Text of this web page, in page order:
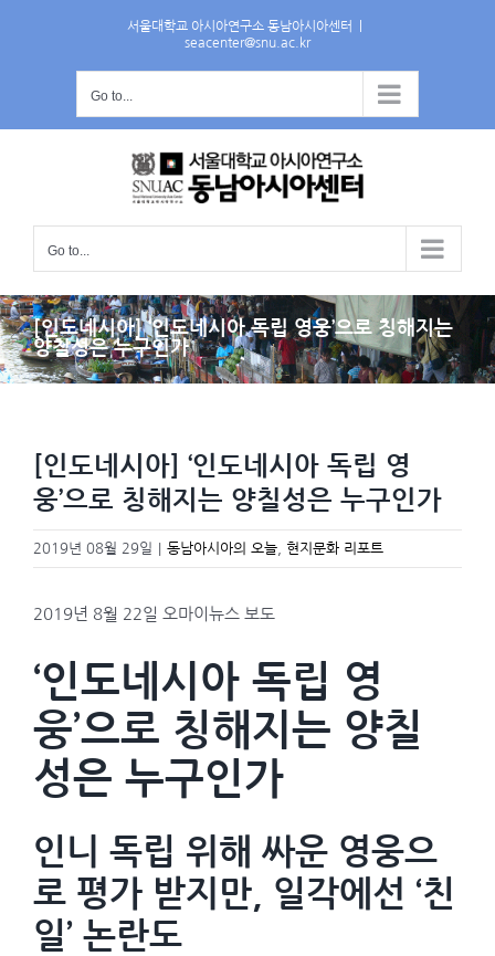
서울대학교 아시아연구소 동남아시아센터
seacenter@snu.ac.kr
Go to...
Go to...
[인도네시아] ‘인도네시아 독립 영웅’으로 칭해지는
양칠성은 누구인가
[인도네시아] ‘인도네시아 독립 영
웅’으로 칭해지는 양칠성은 누구인가
2019년 08월 29일 동남아시아의 오늘 현지문화 리포트
2019년 8월 22일 오마이뉴스 보도
‘인도네시아 독립 영
웅’으로 칭해지는 양칠
성은 누구인가
인니 독립 위해 싸운 영웅으
로 평가 받지만, 일각에선 ‘친
일’ 논란도